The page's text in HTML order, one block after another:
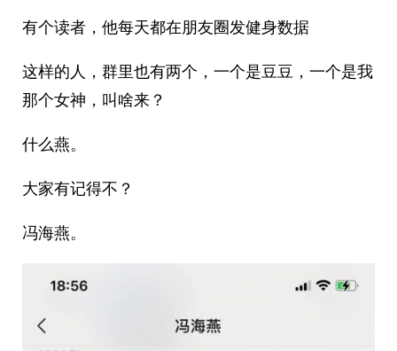
有个读者，他每天都在朋友圈发健身数据
这样的人，群里也有两个，一个是豆豆，一个是我
那个女神，叫啥来？
什么燕。
大家有记得不？
冯海燕。